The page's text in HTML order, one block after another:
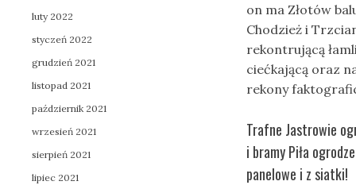
on ma Złotów
Chodzież i
rekontrującą
ciećkającą oraz
rekony
Trafne Jastrowie
i bramy Piła
panelowe i z siatki!
luty 2022
styczeń 2022
grudzień 2021
listopad 2021
październik 2021
wrzesień 2021
sierpień 2021
lipiec 2021